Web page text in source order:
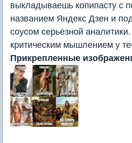
выкладываешь копипасту с
названием Яндекс Дзен и
соусом серьезной аналитики.
критическим мышлением у
Прикрепленные